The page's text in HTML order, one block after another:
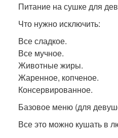
Питание на сушке для
Что нужно исключить:
Все сладкое.
Все мучное.
Животные жиры.
Жаренное, копченое.
Консервированное.
Базовое меню (для
Все это можно кушать в